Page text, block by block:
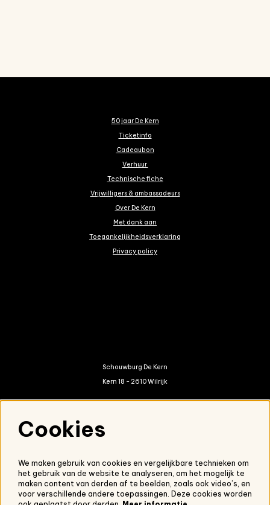
50 jaar De Kern
Ticketinfo
Cadeaubon
Verhuur
Technische fiche
Vrijwilligers & ambassadeurs
Over De Kern
Met dank aan
Toegankelijkheidsverklaring
Privacy policy
Schouwburg De Kern
Kern 18 - 2610 Wilrijk
Nieuwsbrief
Onze nieuwsbrief ontvangen?Schrijf je in.
Cookies
We maken gebruik van cookies en vergelijkbare technieken om
het gebruik van de website te analyseren, om het mogelijk te
maken content van derden af te beelden, zoals ook video’s, en
voor verschillende andere toepassingen. Deze cookies worden